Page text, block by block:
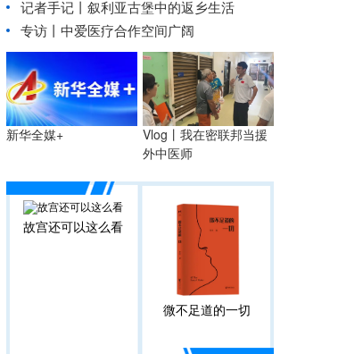
记者手记丨叙利亚古堡中的返乡生活
专访丨中爱医疗合作空间广阔
新华全媒+
Vlog丨我在密联邦当援
外中医师
故宫还可以这么看
微不足道的一切